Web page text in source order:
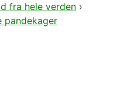
fra hele verden›
pandekager